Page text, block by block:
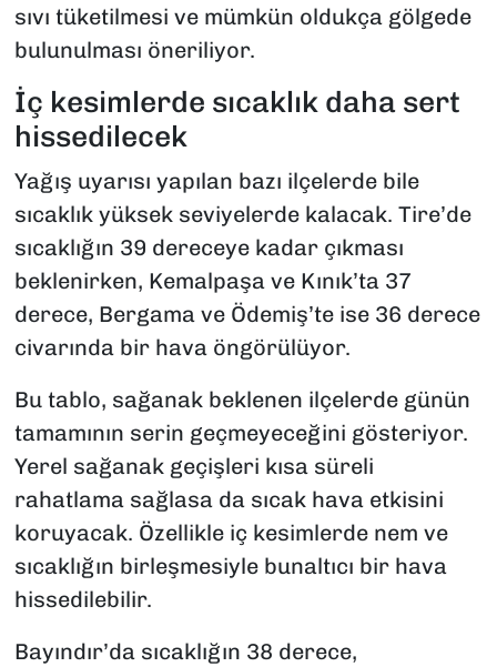
sıvı tüketilmesi ve mümkün oldukça gölgede
bulunulması öneriliyor.
İç kesimlerde sıcaklık daha sert
hissedilecek
Yağış uyarısı yapılan bazı ilçelerde bile
sıcaklık yüksek seviyelerde kalacak. Tire’de
sıcaklığın 39 dereceye kadar çıkması
beklenirken, Kemalpaşa ve Kınık’ta 37
derece, Bergama ve Ödemiş’te ise 36 derece
civarında bir hava öngörülüyor.
Bu tablo, sağanak beklenen ilçelerde günün
tamamının serin geçmeyeceğini gösteriyor.
Yerel sağanak geçişleri kısa süreli
rahatlama sağlasa da sıcak hava etkisini
koruyacak. Özellikle iç kesimlerde nem ve
sıcaklığın birleşmesiyle bunaltıcı bir hava
hissedilebilir.
Bayındır’da sıcaklığın 38 derece,